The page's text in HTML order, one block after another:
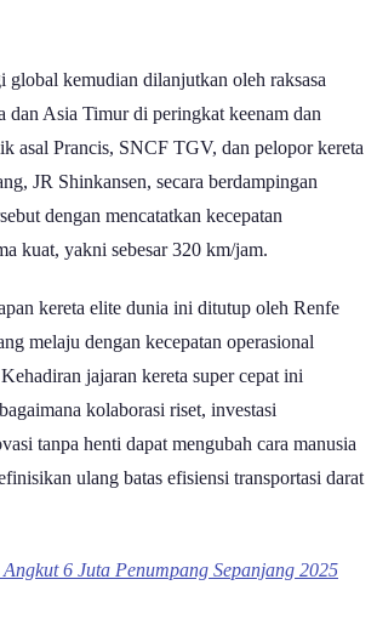
global kemudian dilanjutkan oleh raksasa
dan Asia Timur di peringkat keenam dan
asal Prancis, SNCF TGV, dan pelopor kereta
JR Shinkansen, secara berdampingan
dengan mencatatkan kecepatan
kuat, yakni sebesar 320 km/jam.
kereta elite dunia ini ditutup oleh Renfe
melaju dengan kecepatan operasional
jajaran kereta super cepat ini
kolaborasi riset, investasi
tanpa henti dapat mengubah cara manusia
ulang batas efisiensi transportasi darat
Angkut 6 Juta Penumpang Sepanjang 2025